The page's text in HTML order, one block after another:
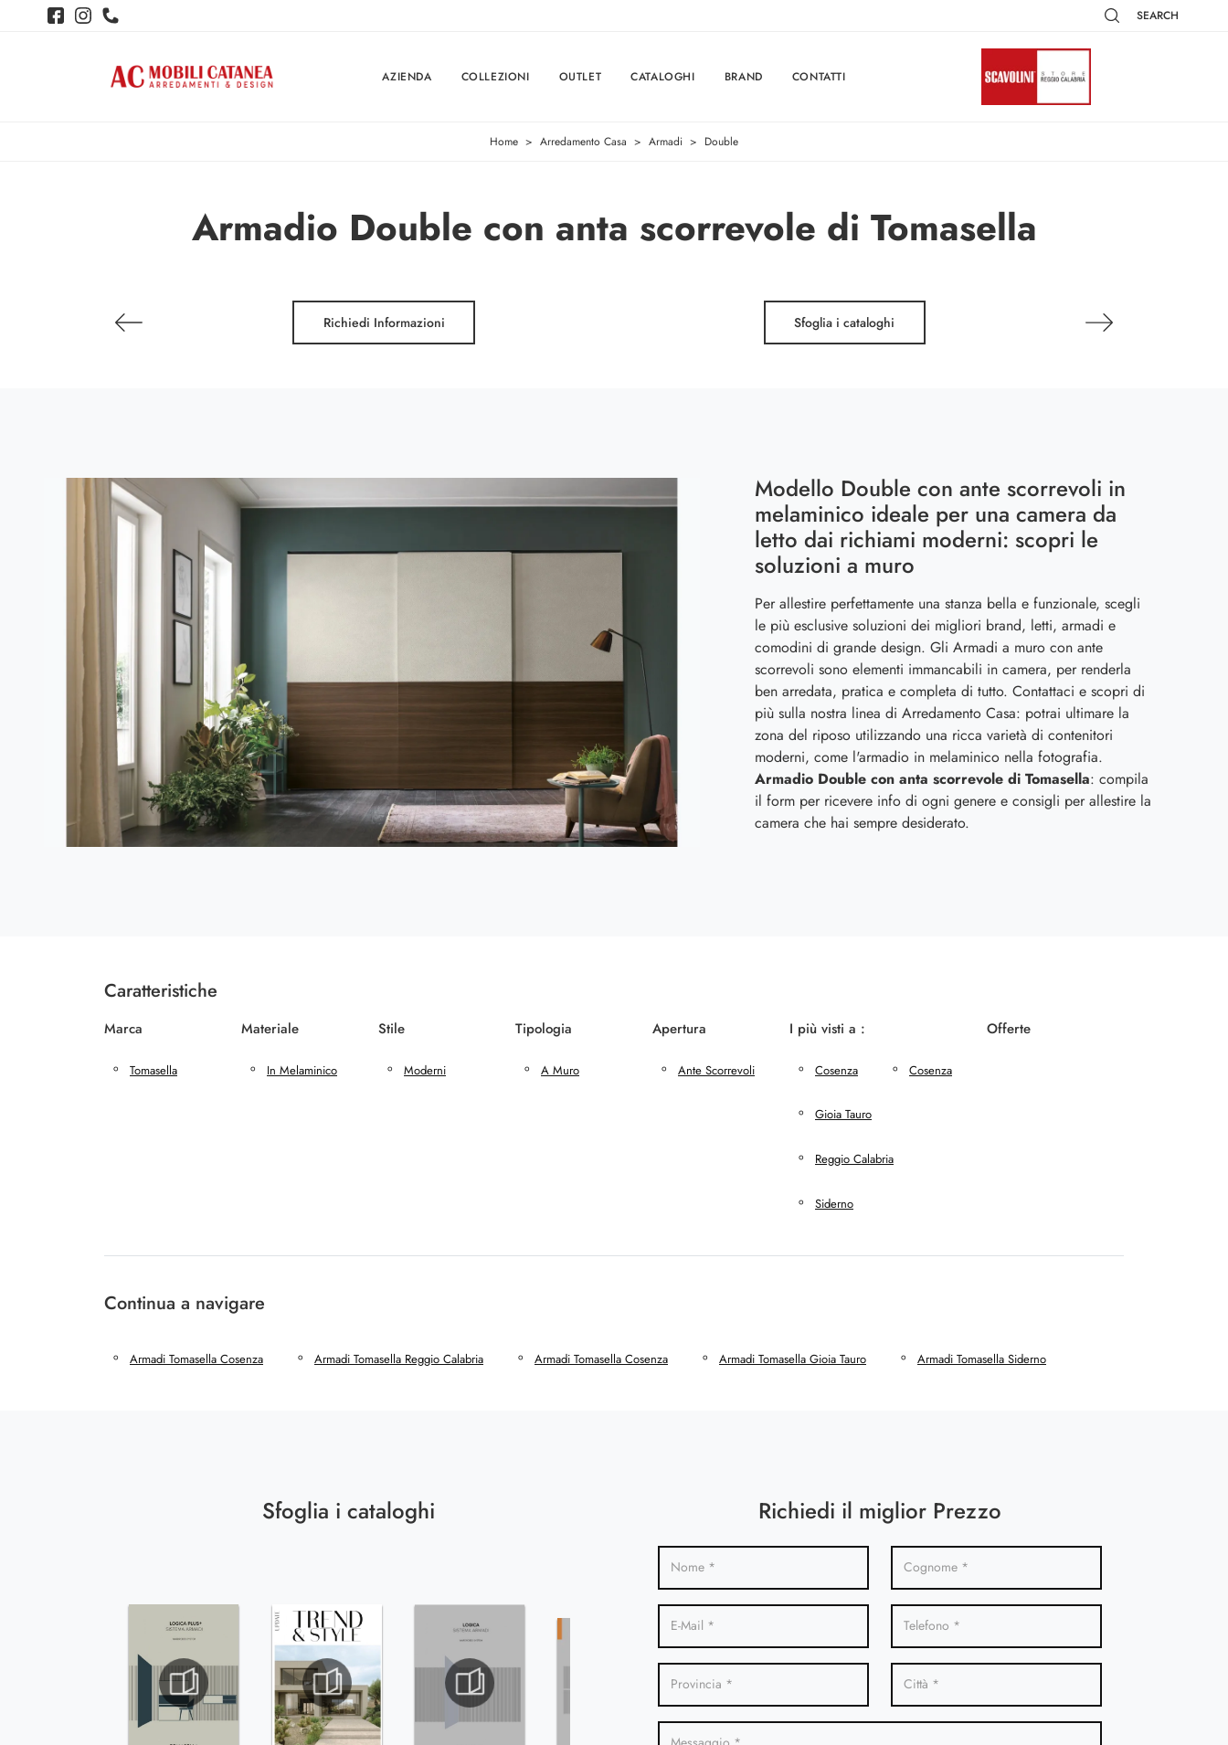
SEARCH
AZIENDA COLLEZIONI OUTLET CATALOGHI BRAND CONTATTI
Home > Arredamento Casa > Armadi > Double
Armadio Double con anta scorrevole di Tomasella
Richiedi Informazioni Sfoglia i cataloghi
Modello Double con ante scorrevoli in
melaminico ideale per una camera da
letto dai richiami moderni: scopri le
soluzioni a muro
Per allestire perfettamente una stanza bella e funzionale, scegli
le più esclusive soluzioni dei migliori brand, letti, armadi e
comodini di grande design. Gli Armadi a muro con ante
scorrevoli sono elementi immancabili in camera, per renderla
ben arredata, pratica e completa di tutto. Contattaci e scopri di
più sulla nostra linea di Arredamento Casa: potrai ultimare la
zona del riposo utilizzando una ricca varietà di contenitori
moderni, come l'armadio in melaminico nella fotografia.
Armadio Double con anta scorrevole di Tomasella: compila
il form per ricevere info di ogni genere e consigli per allestire la
camera che hai sempre desiderato.
Caratteristiche
Marca
Tomasella
Materiale
In Melaminico
Stile
Moderni
Tipologia
A Muro
Apertura
Ante Scorrevoli
I più visti a :
Cosenza Cosenza
Gioia Tauro
Reggio Calabria
Siderno
Offerte
Continua a navigare
Armadi Tomasella Cosenza Armadi Tomasella Reggio Calabria Armadi Tomasella Cosenza Armadi Tomasella Gioia Tauro Armadi Tomasella Siderno
Sfoglia i cataloghi Richiedi il miglior Prezzo